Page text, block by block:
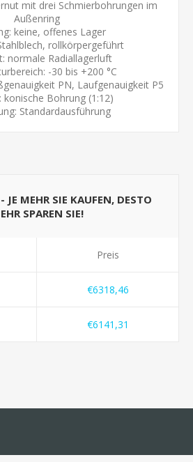
mit drei Schmierbohrungen im
Außenring
keine, offenes Lager
rollkörpergeführt
normale Radiallagerluft
-30 bis +200 °C
PN, Laufgenauigkeit P5
konische Bohrung (1:12)
Standardausführung
JE MEHR SIE KAUFEN, DESTO
SPAREN SIE!
Preis
€6318,46
€6141,31